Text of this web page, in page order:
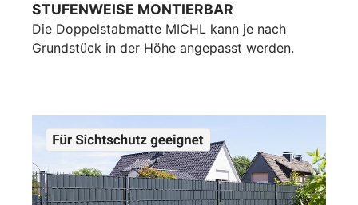
STUFENWEISE MONTIERBAR
Die Doppelstabmatte MICHL kann je nach
Grundstück in der Höhe angepasst werden.